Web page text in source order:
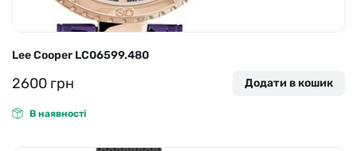
Lee Cooper LC06599.480
2600 грн Додати в кошик
В наявності